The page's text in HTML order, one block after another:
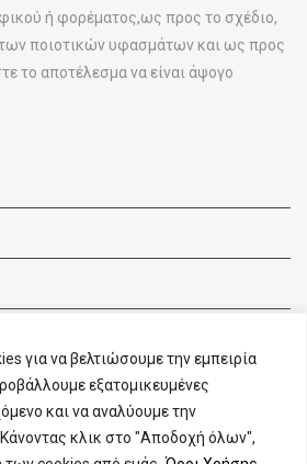
για να βελτιώσουμε την εμπειρία
εξατομικευμένες
και να αναλύουμε την
κλικ στο "Αποδοχή όλων",
ή φορέματος,ως προς το σχέδιο,
των ποιοτικών υφασμάτων και ως προς
το αποτέλεσμα να είναι άψογο